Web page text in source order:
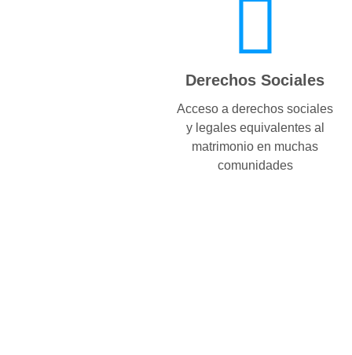
Derechos Sociales
Acceso a derechos sociales
y legales equivalentes al
matrimonio en muchas
comunidades